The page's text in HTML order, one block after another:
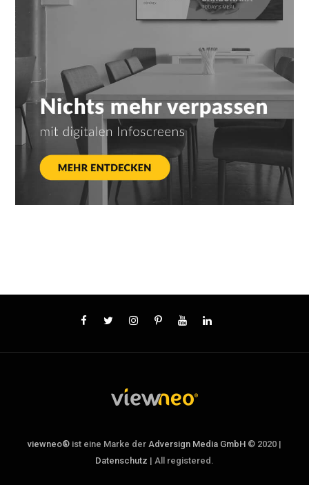
viewneo® ist eine Marke der Adversign Media GmbH © 2020 |
Datenschutz | All registered.